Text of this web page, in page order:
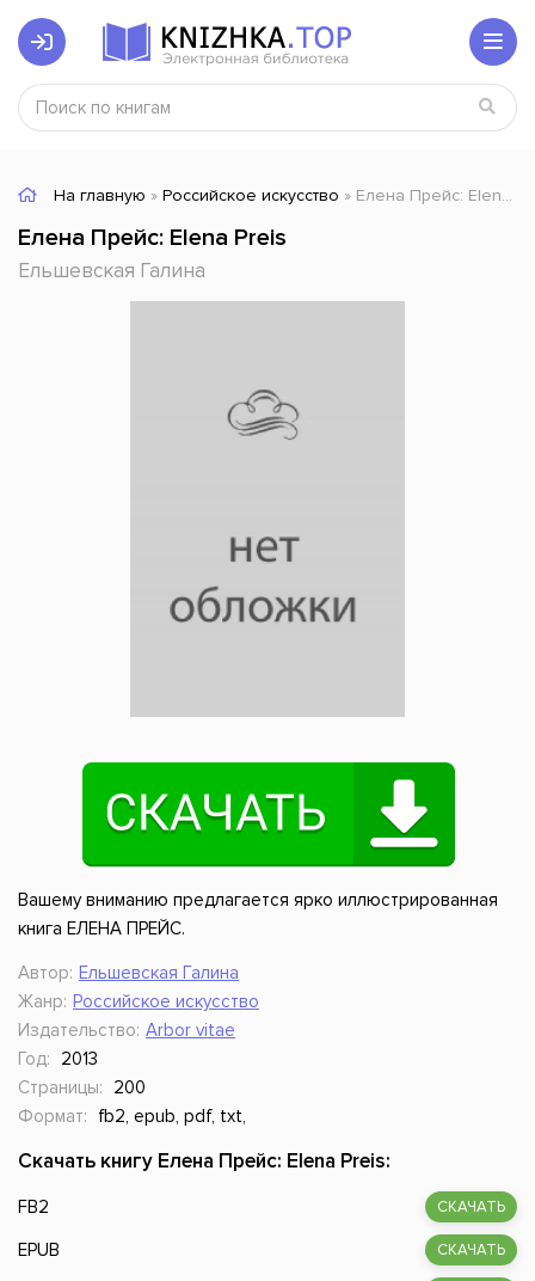
На главную » Российское искусство » Елена Прейс: Elena Preis
Елена Прейс: Elena Preis
Ельшевская Галина
Вашему вниманию предлагается ярко иллюстрированная
книга ЕЛЕНА ПРЕЙС.
Автор: Ельшевская Галина
Жанр: Российское искусство
Издательство: Arbor vitae
Год:
2013
Страницы:
200
Формат:
fb2, epub, pdf, txt,
Скачать книгу Елена Прейс: Elena Preis:
FB2 СКАЧАТЬ
EPUB СКАЧАТЬ